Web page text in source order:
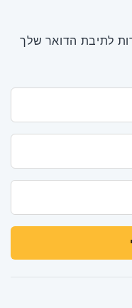
לתיבת הדואר שלך